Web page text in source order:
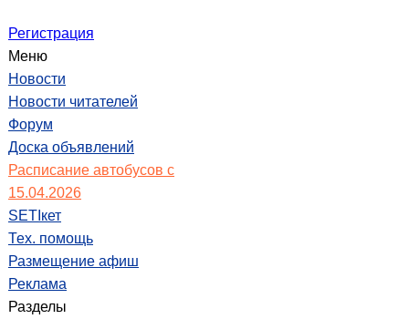
Регистрация
Меню
Новости
Новости читателей
Форум
Доска объявлений
Расписание автобусов с
15.04.2026
SETIкет
Тех. помощь
Размещение афиш
Реклама
Разделы